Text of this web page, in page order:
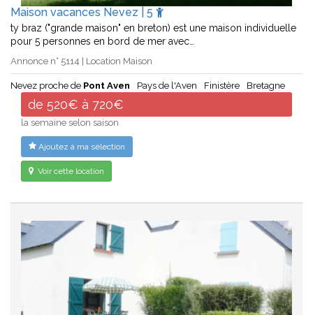
Maison vacances Nevez | 5
ty braz ("grande maison" en breton) est une maison individuelle
pour 5 personnes en bord de mer avec…
Annonce n° 5114 | Location Maison
Nevez proche de Pont Aven Pays de l'Aven Finistère Bretagne
de 520€ à 720€
la semaine selon saison
Ajoutez à ma sélection
Voir cette location